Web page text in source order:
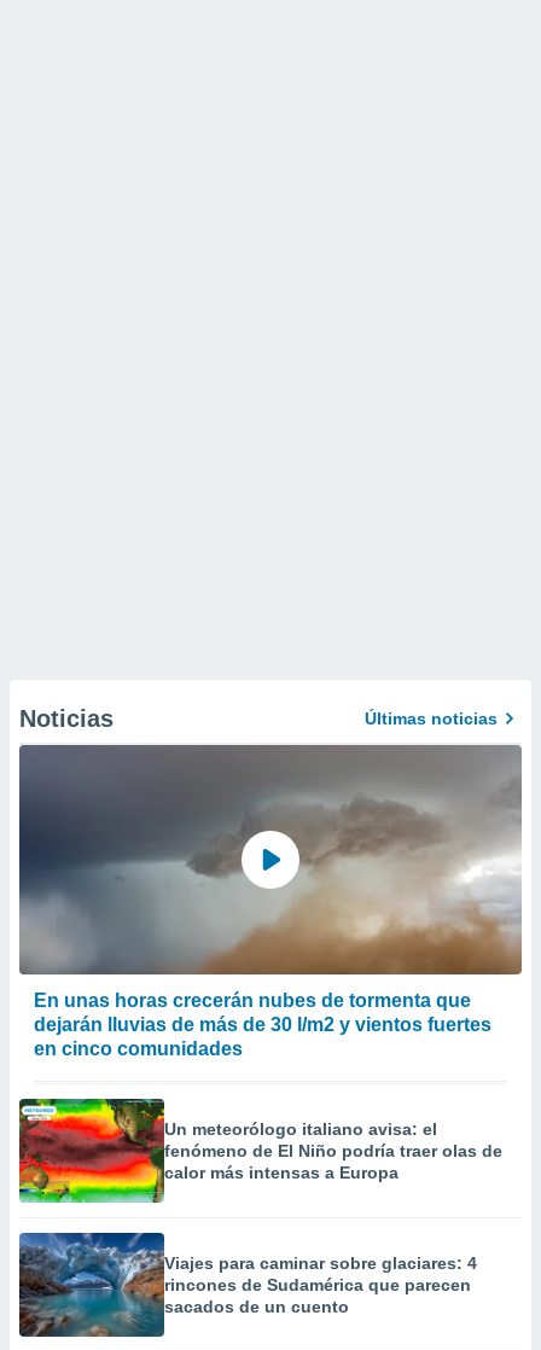
Noticias Últimas noticias
En unas horas crecerán nubes de tormenta que
dejarán lluvias de más de 30 l/m2 y vientos fuertes
en cinco comunidades
Un meteorólogo italiano avisa: el
fenómeno de El Niño podría traer olas de
calor más intensas a Europa
Viajes para caminar sobre glaciares: 4
rincones de Sudamérica que parecen
sacados de un cuento